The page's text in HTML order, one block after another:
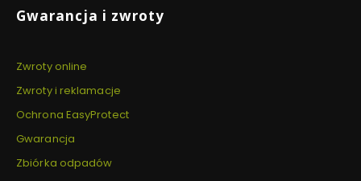
Gwarancja i zwroty
Zwroty online
Zwroty i reklamacje
Ochrona EasyProtect
Gwarancja
Zbiórka odpadów